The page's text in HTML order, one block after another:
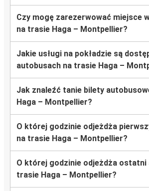
Czy mogę zarezerwować miejsce
na trasie Haga – Montpellier?
Jakie usługi na pokładzie są
autobusach na trasie Haga –
Jak znaleźć tanie bilety
Haga – Montpellier?
O której godzinie odjeżdża
na trasie Haga – Montpellier?
O której godzinie odjeżdża ostatni
trasie Haga – Montpellier?